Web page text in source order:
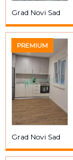
Grad Novi Sad
PREMIUM
Grad Novi Sad